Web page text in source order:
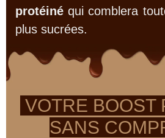
protéiné qui comblera
plus sucrées.
VOTRE BOOST
SANS